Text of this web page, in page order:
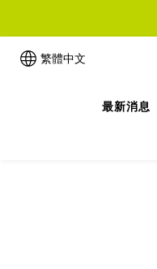
繁體中文
最新消息